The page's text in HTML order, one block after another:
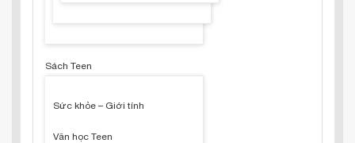
Sách Teen
Sức khỏe – Giới tính
Văn học Teen